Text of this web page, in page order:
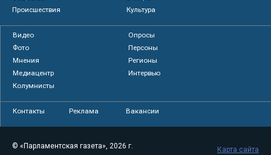
Происшествия
Культура
Видео
Опросы
Фото
Персоны
Мнения
Регионы
Медиацентр
Интервью
Колумнисты
Контакты Реклама Вакансии
© «Парламентская газета», 2026 г.
Карта сайта